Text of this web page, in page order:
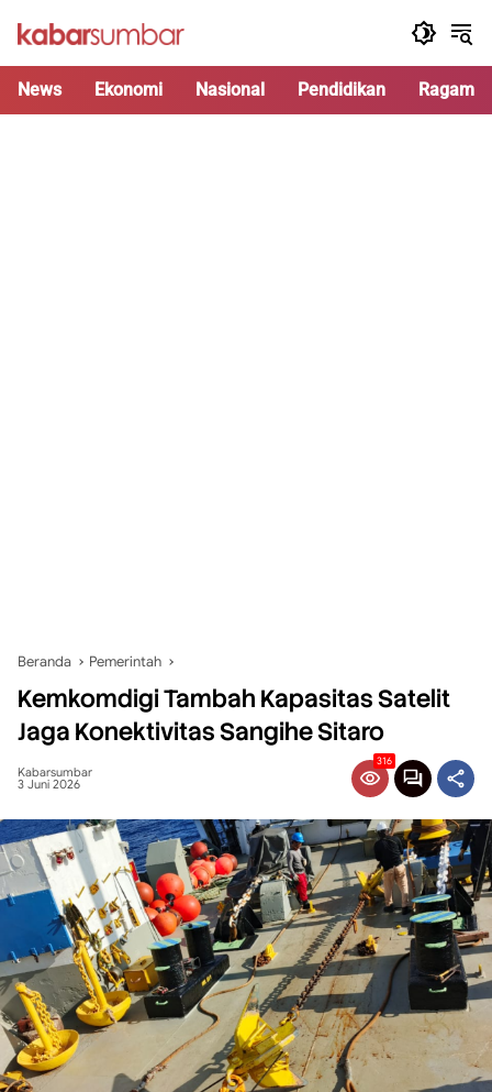
News Ekonomi Nasional Pendidikan Ragam
Beranda Pemerintah
Kemkomdigi Tambah Kapasitas Satelit
Jaga Konektivitas Sangihe Sitaro
Kabarsumbar
3 Juni 2026
316